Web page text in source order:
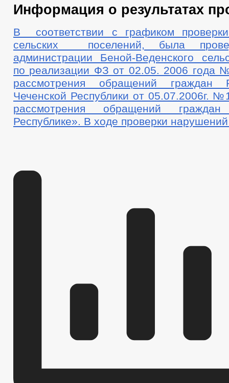
Информация о результатах
В соответствии с графиком
сельских поселений, была
администрации Беной-Веденского
по реализации ФЗ от 02.05. 2006 года
рассмотрения обращений
Чеченской Республики от 05.07.2006г.
рассмотрения обращений
Республике». В ходе проверки